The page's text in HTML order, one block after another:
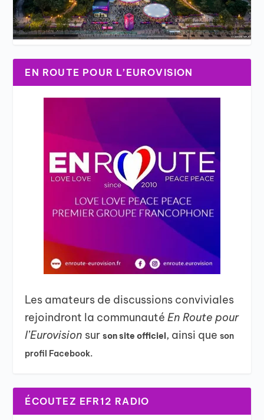
EN ROUTE POUR L’EUROVISION
Les amateurs de discussions conviviales
rejoindront la communautéEn Route pour
l’Eurovision surson site officiel, ainsi queson
profil Facebook.
ÉCOUTEZ EFR12 RADIO